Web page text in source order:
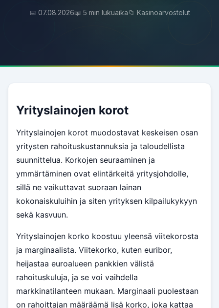
📅 07.08.2026📖 5 min lukuaika📁 Kasinoarvostelut
Yrityslainojen korot
Yrityslainojen korot muodostavat keskeisen osan
yritysten rahoituskustannuksia ja taloudellista
suunnittelua. Korkojen seuraaminen ja
ymmärtäminen ovat elintärkeitä yritysjohdolle,
sillä ne vaikuttavat suoraan lainan
kokonaiskuluihin ja siten yrityksen kilpailukykyyn
sekä kasvuun.
Yrityslainojen korko koostuu yleensä viitekorosta
ja marginaalista. Viitekorko, kuten euribor,
heijastaa euroalueen pankkien välistä
rahoituskuluja, ja se voi vaihdella
markkinatilanteen mukaan. Marginaali puolestaan
on rahoittajan määräämä lisä korko, joka kattaa